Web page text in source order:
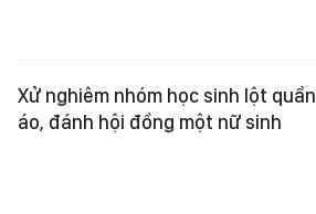
Xử nghiêm nhóm học sinh lột quần
áo, đánh hội đồng một nữ sinh